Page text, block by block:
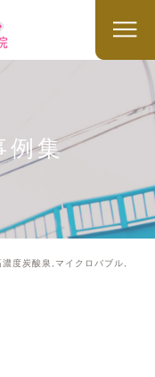
例集
度炭酸泉,マイクロバブル,